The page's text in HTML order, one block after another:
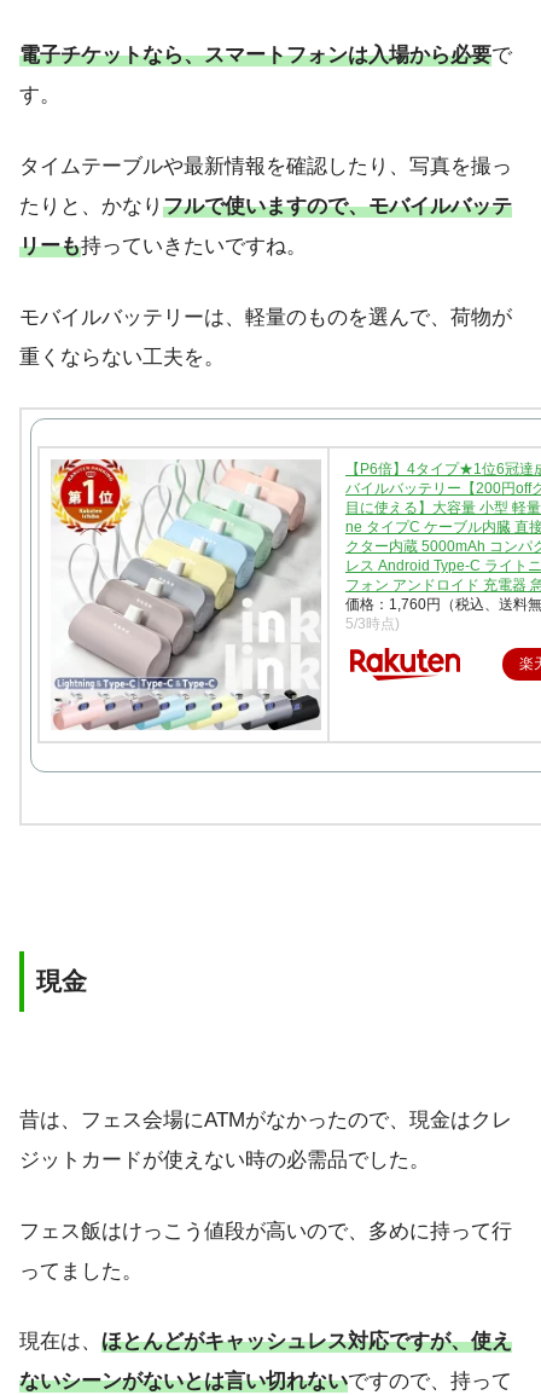
電子チケットなら、スマートフォンは入場から必要で
す。
タイムテーブルや最新情報を確認したり、写真を撮っ
たりと、かなり フルで使いますので、モバイルバッテ
リーも持っていきたいですね。
モバイルバッテリーは、軽量のものを選んで、荷物が
重くならない工夫を。
【P6倍】4タイプ★1位6冠達
バイルバッテリー【200円off
目に使える】大容量 小型 軽
ne タイプC ケーブル内臓 直
クター内蔵 5000mAh コンパ
レス Android Type-C ライト
フォン アンドロイド 充電器
価格：1,760円（税込、送料
5/3時点)
楽
現金
昔は、フェス会場にATMがなかったので、現金はクレ
ジットカードが使えない時の必需品でした。
フェス飯はけっこう値段が高いので、多めに持って行
ってました。
現在は、 ほとんどがキャッシュレス対応ですが、使え
ないシーンがないとは言い切れないですので、持って